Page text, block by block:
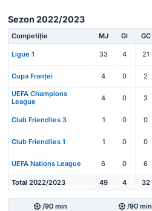
Sezon 2022/2023
Competiție MJ Gl GC
Ligue 1 33 4 21
Cupa Franței 4 0 2
UEFA Champions
League
4 0 3
Club Friendlies 3 1 0 0
Club Friendlies 1 1 0 0
UEFA Nations League 6 0 6
Total 2022/2023 49 4 32
/90 min /90 min